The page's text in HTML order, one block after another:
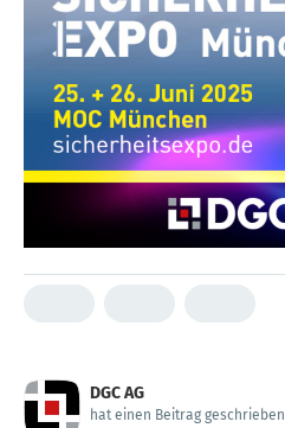
DGC AG
hat einen Beitrag geschrieben